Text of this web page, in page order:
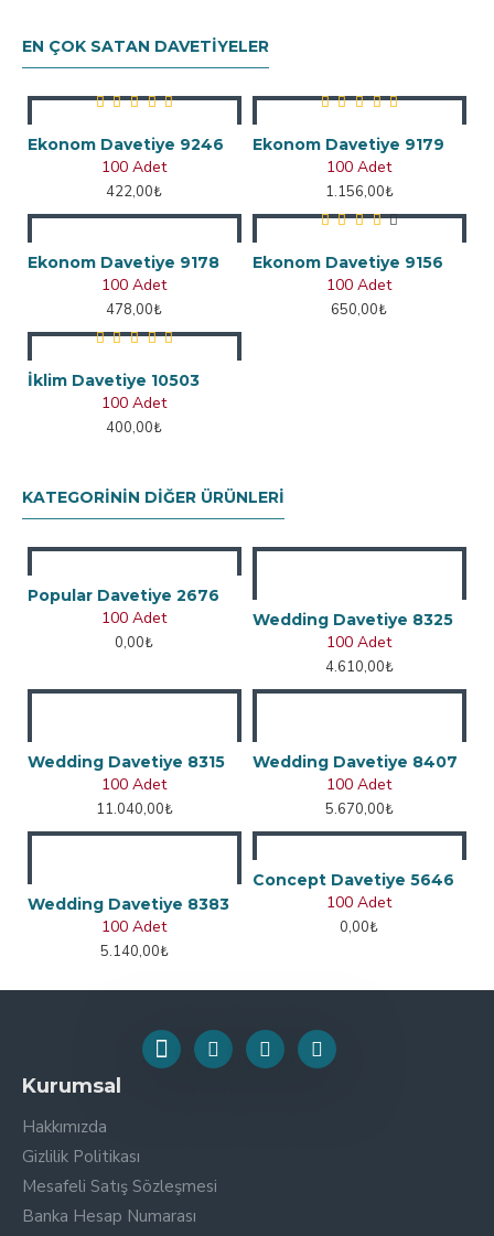
EN ÇOK SATAN DAVETIYELER
Ekonom Davetiye 9246
100 Adet
422,00₺
Ekonom Davetiye 9179
100 Adet
1.156,00₺
Ekonom Davetiye 9178
100 Adet
478,00₺
Ekonom Davetiye 9156
100 Adet
650,00₺
İklim Davetiye 10503
100 Adet
400,00₺
KATEGORININ DIĞER ÜRÜNLERI
Popular Davetiye 2676
100 Adet
0,00₺
Wedding Davetiye 8325
100 Adet
4.610,00₺
Wedding Davetiye 8315
100 Adet
11.040,00₺
Wedding Davetiye 8407
100 Adet
5.670,00₺
Wedding Davetiye 8383
100 Adet
5.140,00₺
Concept Davetiye 5646
100 Adet
0,00₺
Kurumsal
Hakkımızda
Gizlilik Politikası
Mesafeli Satış Sözleşmesi
Banka Hesap Numarası